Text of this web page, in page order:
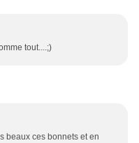
tout....;)
beaux ces bonnets et en